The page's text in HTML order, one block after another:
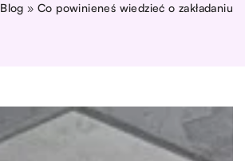
Blog »Co powinieneś wiedzieć o zakładaniu